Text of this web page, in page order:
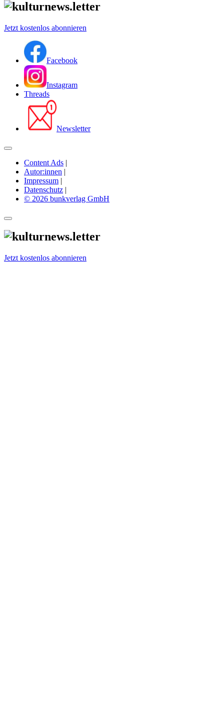
Jetzt kostenlos abonnieren
Facebook
Instagram
Threads
Newsletter
Content Ads |
Autor:innen |
Impressum |
Datenschutz |
© 2026 bunkverlag GmbH
Jetzt kostenlos abonnieren